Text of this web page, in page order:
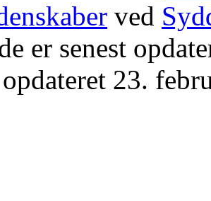
ved
er senest
opdateret 23.